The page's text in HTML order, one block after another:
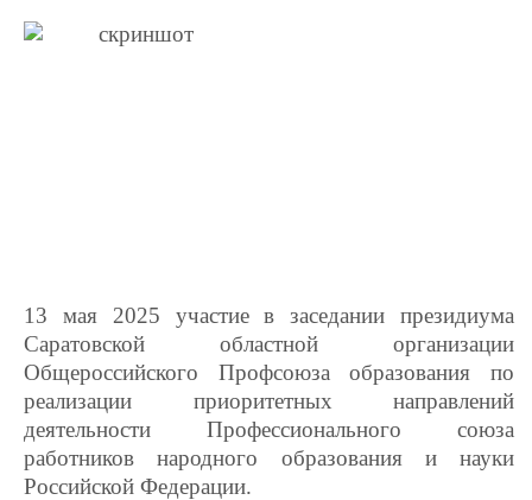
13 мая 2025 участие в заседании президиума
Саратовской областной организации
Общероссийского Профсоюза образования по
реализации приоритетных направлений
деятельности Профессионального союза
работников народного образования и науки
Российской Федерации.